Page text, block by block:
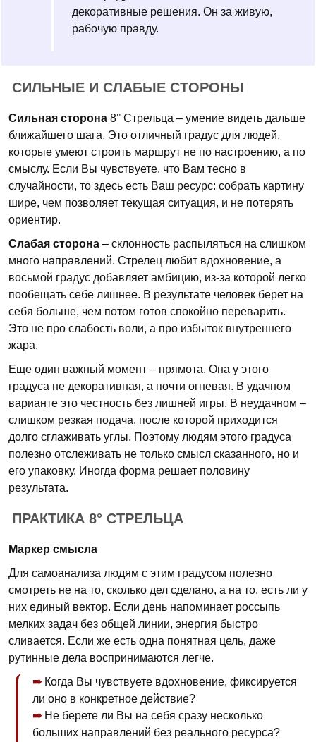
декоративные решения. Он за живую,
рабочую правду.
СИЛЬНЫЕ И СЛАБЫЕ СТОРОНЫ
Сильная сторона 8° Стрельца – умение видеть дальше
ближайшего шага. Это отличный градус для людей,
которые умеют строить маршрут не по настроению, а по
смыслу. Если Вы чувствуете, что Вам тесно в
случайности, то здесь есть Ваш ресурс: собрать картину
шире, чем позволяет текущая ситуация, и не потерять
ориентир.
Слабая сторона – склонность распыляться на слишком
много направлений. Стрелец любит вдохновение, а
восьмой градус добавляет амбицию, из-за которой легко
пообещать себе лишнее. В результате человек берет на
себя больше, чем потом готов спокойно переварить.
Это не про слабость воли, а про избыток внутреннего
жара.
Еще один важный момент – прямота. Она у этого
градуса не декоративная, а почти огневая. В удачном
варианте это честность без лишней игры. В неудачном –
слишком резкая подача, после которой приходится
долго сглаживать углы. Поэтому людям этого градуса
полезно отслеживать не только смысл сказанного, но и
его упаковку. Иногда форма решает половину
результата.
ПРАКТИКА 8° СТРЕЛЬЦА
Маркер смысла
Для самоанализа людям с этим градусом полезно
смотреть не на то, сколько дел сделано, а на то, есть ли у
них единый вектор. Если день напоминает россыпь
мелких задач без общей линии, энергия быстро
сливается. Если же есть одна понятная цель, даже
рутинные дела воспринимаются легче.
Когда Вы чувствуете вдохновение, фиксируется
ли оно в конкретное действие?
Не берете ли Вы на себя сразу несколько
больших направлений без реального ресурса?